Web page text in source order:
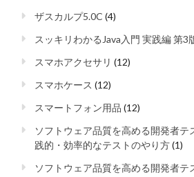
ザスカルプ5.0C (4)
スッキリわかるJava入門 実践編 第3
スマホアクセサリ (12)
スマホケース (12)
スマートフォン用品 (12)
ソフトウェア品質を高める開発者テ
践的・効率的なテストのやり方(1)
ソフトウェア品質を高める開発者テ